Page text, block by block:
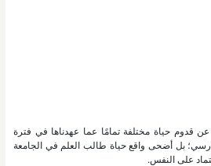
عن قدوم حياة مختلفة تمامًا عما عهدناها في فترة
بل أضحى واقع حياة طالب العلم في الجامعة
على النفس.